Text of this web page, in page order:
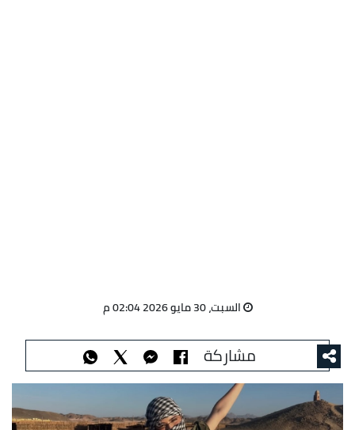
السبت، 30 مايو 2026 02:04 م
مشاركة